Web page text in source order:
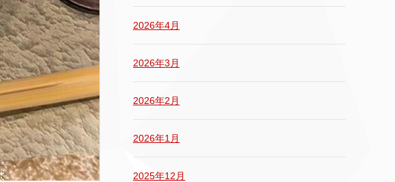
2026年4月
2026年3月
2026年2月
2026年1月
2025年12月